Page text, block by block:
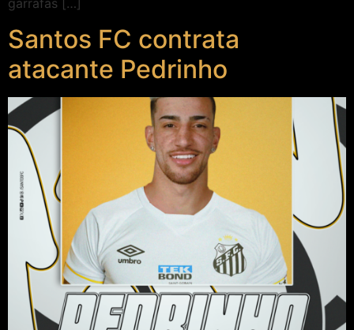
garrafas […]
Santos FC contrata
atacante Pedrinho